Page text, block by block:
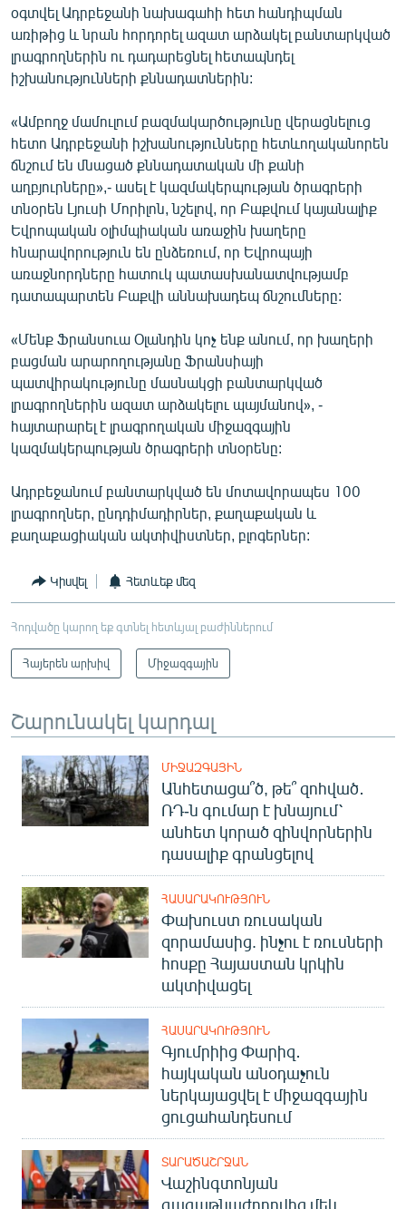
օգտվել Ադրբեջանի նախագահի հետ հանդիպման
առիթից և նրան հորդորել ազատ արձակել բանտարկված
լրագրողներին ու դադարեցնել հետապնդել
իշխանությունների քննադատներին:
«Ամբողջ մամուլում բազմակարծությունը վերացնելուց
հետո Ադրբեջանի իշխանությունները հետևողականորեն
ճնշում են մնացած քննադատական մի քանի
աղբյուրները»,- ասել է կազմակերպության ծրագրերի
տնօրեն Լյուսի Մորիլոն, նշելով, որ Բաքվում կայանալիք
Եվրոպական օլիմպիական առաջին խաղերը
հնարավորություն են ընձեռում, որ Եվրոպայի
առաջնորդները հատուկ պատասխանատվությամբ
դատապարտեն Բաքվի աննախադեպ ճնշումները:
«Մենք Ֆրանսուա Օլանդին կոչ ենք անում, որ խաղերի
բացման արարողությանը Ֆրանսիայի
պատվիրակությունը մասնակցի բանտարկված
լրագրողներին ազատ արձակելու պայմանով», -
հայտարարել է լրագրողական միջազգային
կազմակերպության ծրագրերի տնօրենը:
Ադրբեջանում բանտարկված են մոտավորապես 100
լրագրողներ, ընդդիմադիրներ, քաղաքական և
քաղաքացիական ակտիվիստներ, բլոգերներ:
Կիսվել Հետևեք մեզ
Հոդվածը կարող եք գտնել հետևյալ բաժիններում
Հայերեն արխիվ Միջազգային
Շարունակել կարդալ
ՄԻՋԱԶԳԱՅԻՆ
Անհետացա՞ծ, թե՞ զոհված․
ՌԴ-ն գումար է խնայում՝
անհետ կորած զինվորներին
դասալիք գրանցելով
ՀԱՍԱՐԱԿՈՒԹՅՈՒՆ
Փախուստ ռուսական
զորամասից. ինչու է ռուսների
հոսքը Հայաստան կրկին
ակտիվացել
ՀԱՍԱՐԱԿՈՒԹՅՈՒՆ
Գյումրիից Փարիզ․
հայկական անօդաչուն
ներկայացվել է միջազգային
ցուցահանդեսում
ՏԱՐԱԾԱՇՐՋԱՆ
Վաշինգտոնյան
գագաթնաժողովից մեկ